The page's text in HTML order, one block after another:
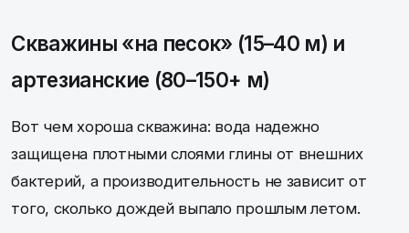
Скважины «на песок» (15–40 м) и
артезианские (80–150+ м)
Вот чем хороша скважина: вода надежно
защищена плотными слоями глины от внешних
бактерий, а производительность не зависит от
того, сколько дождей выпало прошлым летом.